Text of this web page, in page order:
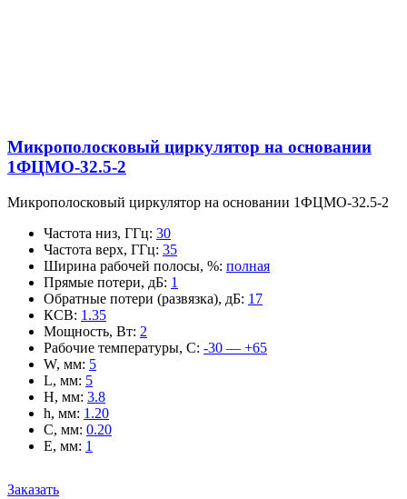
Микрополосковый циркулятор на основании
1ФЦМО-32.5-2
Микрополосковый циркулятор на основании 1ФЦМО-32.5-2
Частота низ, ГГц: 30
Частота верх, ГГц: 35
Ширина рабочей полосы, %: полная
Прямые потери, дБ: 1
Обратные потери (развязка), дБ: 17
КСВ: 1.35
Мощность, Вт: 2
Рабочие температуры, С: -30 — +65
W, мм: 5
L, мм: 5
H, мм: 3.8
h, мм: 1.20
C, мм: 0.20
E, мм: 1
Заказать